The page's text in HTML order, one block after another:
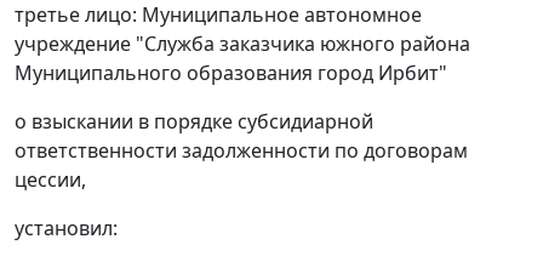
третье лицо: Муниципальное автономное
учреждение "Служба заказчика южного района
Муниципального образования город Ирбит"
о взыскании в порядке субсидиарной
ответственности задолженности по договорам
цессии,
установил: